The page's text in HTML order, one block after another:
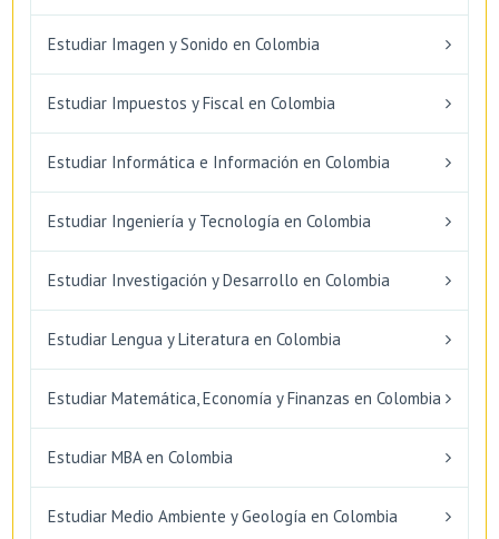
Estudiar Imagen y Sonido en Colombia
Estudiar Impuestos y Fiscal en Colombia
Estudiar Informática e Información en Colombia
Estudiar Ingeniería y Tecnología en Colombia
Estudiar Investigación y Desarrollo en Colombia
Estudiar Lengua y Literatura en Colombia
Estudiar Matemática, Economía y Finanzas en Colombia
Estudiar MBA en Colombia
Estudiar Medio Ambiente y Geología en Colombia